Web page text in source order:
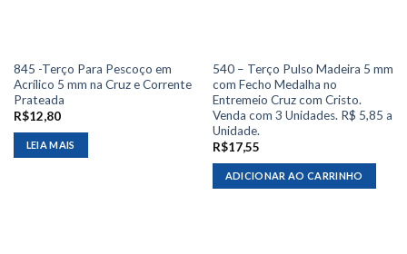
845 -Terço Para Pescoço em
Acrílico 5 mm na Cruz e Corrente
Prateada
R$12,80
LEIA MAIS
540 – Terço Pulso Madeira 5 mm
com Fecho Medalha no
Entremeio Cruz com Cristo.
Venda com 3 Unidades. R$ 5,85 a
Unidade.
R$17,55
ADICIONAR AO CARRINHO